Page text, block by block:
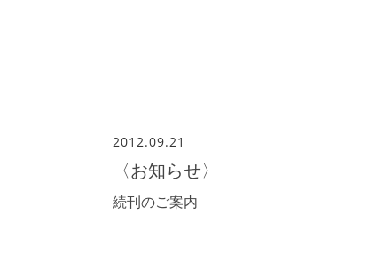
2012.09.21
〈お知らせ〉
続刊のご案内